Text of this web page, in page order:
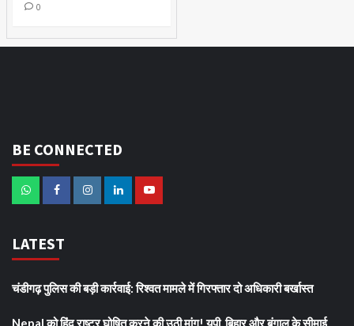
0
BE CONNECTED
LATEST
चंडीगढ़ पुलिस की बड़ी कार्रवाई: रिश्वत मामले में गिरफ्तार दो अधिकारी बर्खास्त
Nepal को हिंदू राष्ट्र घोषित करने की उठी मांग! यूपी, बिहार और बंगाल के सीमाई